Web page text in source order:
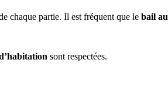
chaque partie. Il est fréquent que le bail
sont respectées.